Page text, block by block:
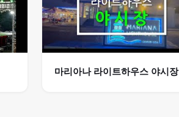
마리아나 라이트하우스 야시장